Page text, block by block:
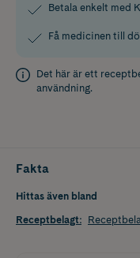
Betala enkelt med
Få medicinen till
Det här är ett
användning.
Fakta
Hittas även bland
Receptbelagt: